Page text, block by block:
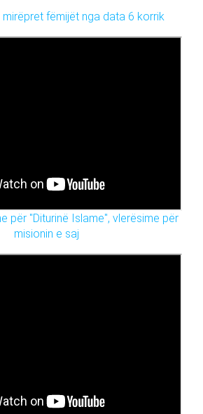
fëmijët nga data 6 korrik
për "Diturinë Islame", vlerësime për
misionin e saj